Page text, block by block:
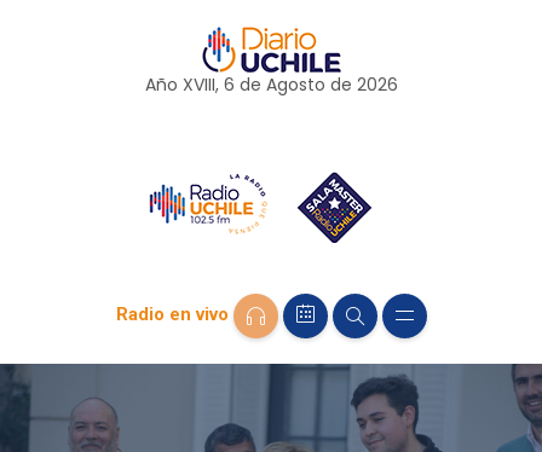
Año XVIII, 6 de Agosto de 2026
Radio en vivo